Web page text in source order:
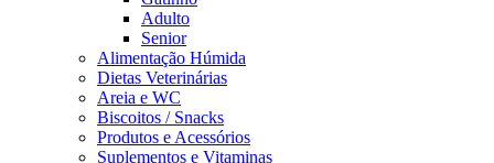
Adulto
Senior
Alimentação Húmida
Dietas Veterinárias
Areia e WC
Biscoitos / Snacks
Produtos e Acessórios
Suplementos e Vitaminas